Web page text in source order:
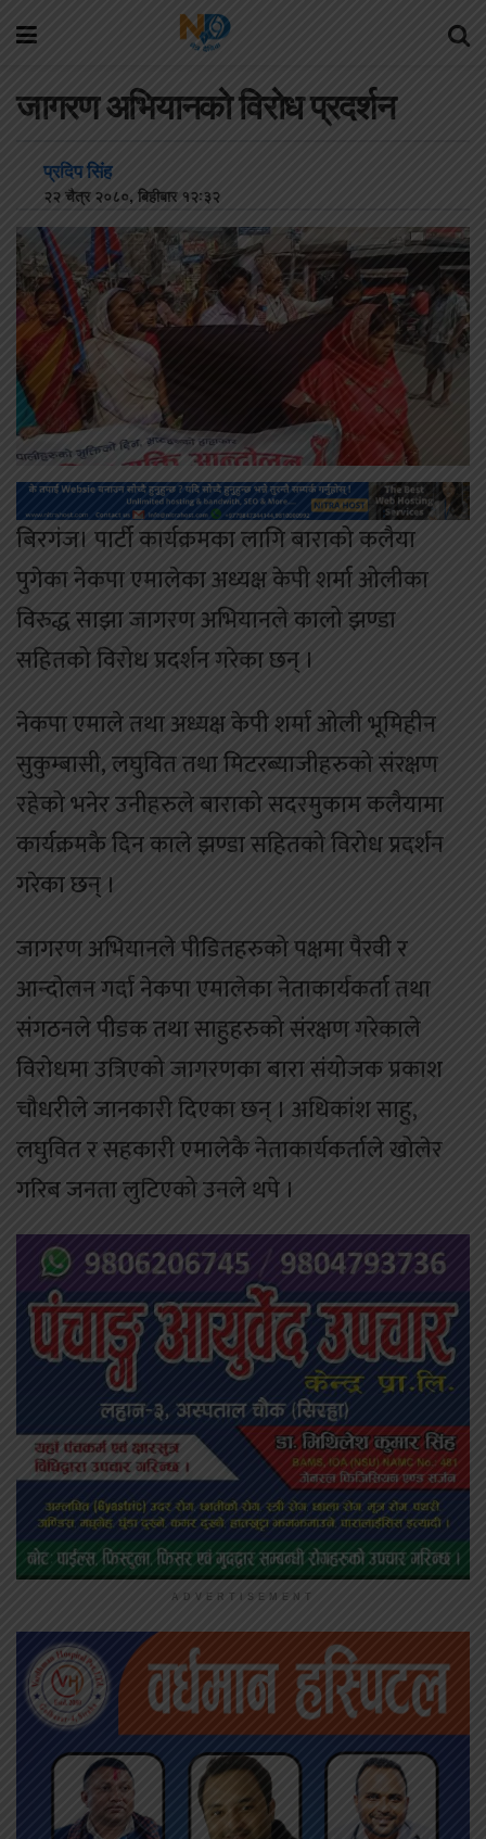
जागरण अभियानको विरोध प्रदर्शन
प्रदिप सिंह
२२ चैत्र २०८०, बिहीबार १२:३२
बिरगंज। पार्टी कार्यक्रमका लागि बाराको कलैया
पुगेका नेकपा एमालेका अध्यक्ष केपी शर्मा ओलीका
विरुद्ध साझा जागरण अभियानले कालो झण्डा
सहितको विरोध प्रदर्शन गरेका छन् ।
नेकपा एमाले तथा अध्यक्ष केपी शर्मा ओली भूमिहीन
सुकुम्बासी, लघुवित तथा मिटरब्याजीहरुको संरक्षण
रहेको भनेर उनीहरुले बाराको सदरमुकाम कलैयामा
कार्यक्रमकै दिन काले झण्डा सहितको विरोध प्रदर्शन
गरेका छन् ।
जागरण अभियानले पीडितहरुको पक्षमा पैरवी र
आन्दोलन गर्दा नेकपा एमालेका नेताकार्यकर्ता तथा
संगठनले पीडक तथा साहुहरुको संरक्षण गरेकाले
विरोधमा उत्रिएको जागरणका बारा संयोजक प्रकाश
चौधरीले जानकारी दिएका छन् । अधिकांश साहु,
लघुवित र सहकारी एमालेकै नेताकार्यकर्ताले खोलेर
गरिब जनता लुटिएको उनले थपे ।
ADVERTISEMENT